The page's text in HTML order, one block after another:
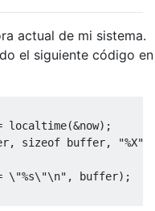
actual de mi sistema.
el siguiente código en
localtime(&now);
, sizeof buffer, "%X"
\"%s\"\n" , buffer);